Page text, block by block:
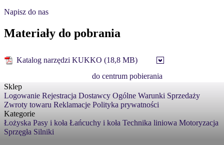
Napisz do nas
Materiały do pobrania
Katalog narzędzi KUKKO (18,8 MB)
do centrum pobierania
Sklep
Logowanie Rejestracja Dostawcy Ogólne Warunki Sprzedaży
Zwroty towaru Reklamacje Polityka prywatności
Kategorie
Łożyska Pasy i koła Łańcuchy i koła Technika liniowa Motoryzacja
Sprzęgła Silniki